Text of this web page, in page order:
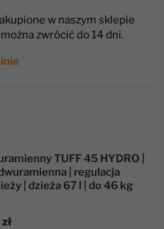
w naszym sklepie
zwrócić do 14 dni.
TUFF 45 HYDRO |
| regulacja
| dzieża 67 l | do 46 kg